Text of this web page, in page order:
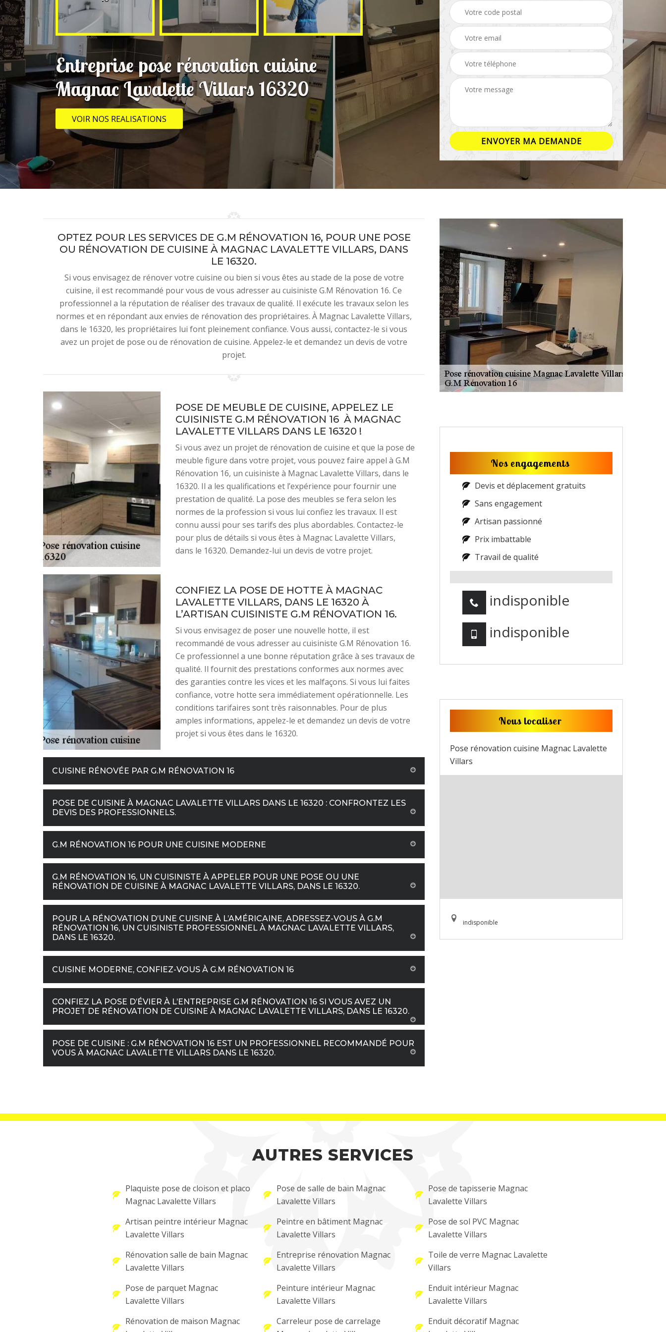
Entreprise pose rénovation cuisine
Magnac Lavalette Villars 16320
VOIR NOS REALISATIONS
OPTEZ POUR LES SERVICES DE G.M RÉNOVATION 16, POUR UNE POSE
OU RÉNOVATION DE CUISINE À MAGNAC LAVALETTE VILLARS, DANS
LE 16320.
Si vous envisagez de rénover votre cuisine ou bien si vous êtes au stade de la pose de votre
cuisine, il est recommandé pour vous de vous adresser au cuisiniste G.M Rénovation 16. Ce
professionnel a la réputation de réaliser des travaux de qualité. Il exécute les travaux selon les
normes et en répondant aux envies de rénovation des propriétaires. À Magnac Lavalette Villars,
dans le 16320, les propriétaires lui font pleinement confiance. Vous aussi, contactez-le si vous
avez un projet de pose ou de rénovation de cuisine. Appelez-le et demandez un devis de votre
projet.
POSE DE MEUBLE DE CUISINE, APPELEZ LE
CUISINISTE G.M RÉNOVATION 16 À MAGNAC
LAVALETTE VILLARS DANS LE 16320 !
Si vous avez un projet de rénovation de cuisine et que la pose de
meuble figure dans votre projet, vous pouvez faire appel à G.M
Rénovation 16, un cuisiniste à Magnac Lavalette Villars, dans le
16320. Il a les qualifications et l’expérience pour fournir une
prestation de qualité. La pose des meubles se fera selon les
normes de la profession si vous lui confiez les travaux. Il est
connu aussi pour ses tarifs des plus abordables. Contactez-le
pour plus de détails si vous êtes à Magnac Lavalette Villars,
dans le 16320. Demandez-lui un devis de votre projet.
CONFIEZ LA POSE DE HOTTE À MAGNAC
LAVALETTE VILLARS, DANS LE 16320 À
L’ARTISAN CUISINISTE G.M RÉNOVATION 16.
Si vous envisagez de poser une nouvelle hotte, il est
recommandé de vous adresser au cuisiniste G.M Rénovation 16.
Ce professionnel a une bonne réputation grâce à ses travaux de
qualité. Il fournit des prestations conformes aux normes avec
des garanties contre les vices et les malfaçons. Si vous lui faites
confiance, votre hotte sera immédiatement opérationnelle. Les
conditions tarifaires sont très raisonnables. Pour de plus
amples informations, appelez-le et demandez un devis de votre
projet si vous êtes dans le 16320.
CUISINE RÉNOVÉE PAR G.M RÉNOVATION 16
POSE DE CUISINE À MAGNAC LAVALETTE VILLARS DANS LE 16320 : CONFRONTEZ LES
DEVIS DES PROFESSIONNELS.
G.M RÉNOVATION 16 POUR UNE CUISINE MODERNE
G.M RÉNOVATION 16, UN CUISINISTE À APPELER POUR UNE POSE OU UNE
RÉNOVATION DE CUISINE À MAGNAC LAVALETTE VILLARS, DANS LE 16320.
POUR LA RÉNOVATION D’UNE CUISINE À L’AMÉRICAINE, ADRESSEZ-VOUS À G.M
RÉNOVATION 16, UN CUISINISTE PROFESSIONNEL À MAGNAC LAVALETTE VILLARS,
DANS LE 16320.
CUISINE MODERNE, CONFIEZ-VOUS À G.M RÉNOVATION 16
CONFIEZ LA POSE D’ÉVIER À L’ENTREPRISE G.M RÉNOVATION 16 SI VOUS AVEZ UN
PROJET DE RÉNOVATION DE CUISINE À MAGNAC LAVALETTE VILLARS, DANS LE 16320.
POSE DE CUISINE : G.M RÉNOVATION 16 EST UN PROFESSIONNEL RECOMMANDÉ POUR
VOUS À MAGNAC LAVALETTE VILLARS DANS LE 16320.
Nos engagements
Devis et déplacement gratuits
Sans engagement
Artisan passionné
Prix imbattable
Travail de qualité
indisponible
indisponible
Nous localiser
Pose rénovation cuisine Magnac Lavalette
Villars
indisponible
AUTRES SERVICES
Plaquiste pose de cloison et placo
Magnac Lavalette Villars
Artisan peintre intérieur Magnac
Lavalette Villars
Rénovation salle de bain Magnac
Lavalette Villars
Pose de parquet Magnac
Lavalette Villars
Rénovation de maison Magnac
Pose de salle de bain Magnac
Lavalette Villars
Peintre en bâtiment Magnac
Lavalette Villars
Entreprise rénovation Magnac
Lavalette Villars
Peinture intérieur Magnac
Lavalette Villars
Carreleur pose de carrelage
Pose de tapisserie Magnac
Lavalette Villars
Pose de sol PVC Magnac
Lavalette Villars
Toile de verre Magnac Lavalette
Villars
Enduit intérieur Magnac
Lavalette Villars
Enduit décoratif Magnac